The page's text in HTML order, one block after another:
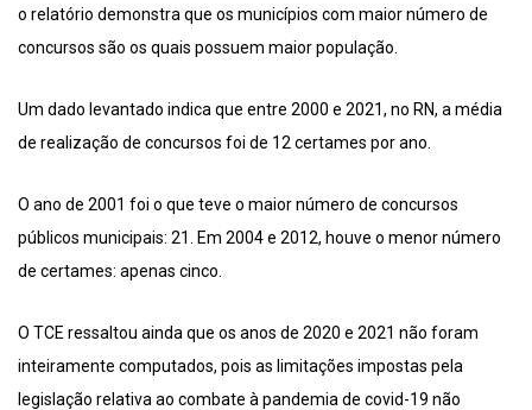
o relatório demonstra que os municípios com maior número de
concursos são os quais possuem maior população.
Um dado levantado indica que entre 2000 e 2021, no RN, a média
de realização de concursos foi de 12 certames por ano.
O ano de 2001 foi o que teve o maior número de concursos
públicos municipais: 21. Em 2004 e 2012, houve o menor número
de certames: apenas cinco.
O TCE ressaltou ainda que os anos de 2020 e 2021 não foram
inteiramente computados, pois as limitações impostas pela
legislação relativa ao combate à pandemia de covid-19 não